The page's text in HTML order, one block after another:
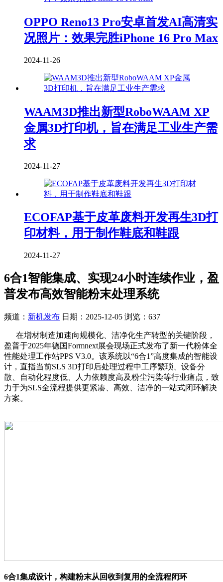
OPPO Reno13 Pro安卓首发AI高清实
况照片：效果完胜iPhone 16 Pro Max
2024-11-26
WAAM3D推出新型RoboWAAM XP
金属3D打印机，旨在满足工业生产需
求
2024-11-27
ECOFAP基于皮革废料开发再生3D打
印材料，用于制作鞋底和鞋跟
2024-11-27
6合1智能集成、实现24小时连续作业，盈
普发布高效智能粉末处理系统
频道： 新机发布 日期： 2025-12-05 浏览：637
在增材制造加速向规模化、洁净化生产转型的关键阶段，
盈普于2025年德国Formnext展会现场正式发布了新一代粉体全
性能处理工作站PPS V3.0。该系统以“6合1”高度集成的智能设
计，直指当前SLS 3D打印后处理过程中工序繁琐、设备分
散、自动化程度低、人力依赖度高及粉尘污染等行业痛点，致
力于为SLS全流程提供更紧凑、高效、洁净的一站式闭环解决
方案。
6合1集成设计，构建粉末从回收到复用的全流程闭环